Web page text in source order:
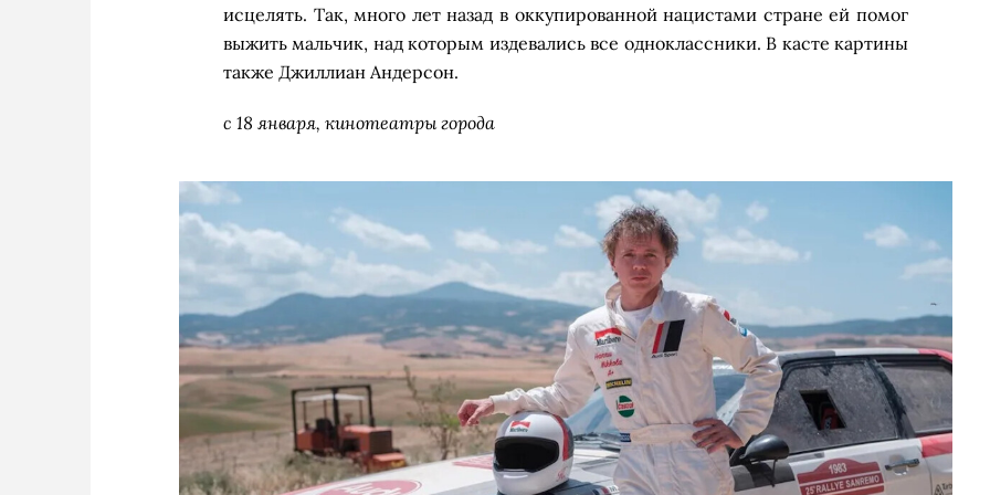
исцелять. Так, много лет назад в оккупированной нацистами стране ей помог
выжить мальчик, над которым издевались все одноклассники. В касте картины
также Джиллиан Андерсон.
с 18 января, кинотеатры города